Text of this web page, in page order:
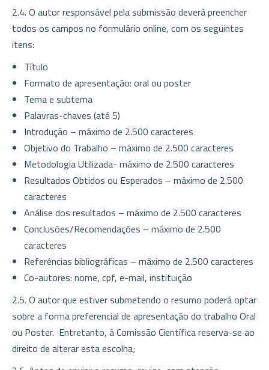
2.4. O autor responsável pela submissão deverá preencher
todos os campos no formulário online, com os seguintes
itens:
Título
Formato de apresentação: oral ou poster
Tema e subtema
Palavras-chaves (até 5)
Introdução – máximo de 2.500 caracteres
Objetivo do Trabalho – máximo de 2.500 caracteres
Metodologia Utilizada- máximo de 2.500 caracteres
Resultados Obtidos ou Esperados – máximo de 2.500
caracteres
Análise dos resultados – máximo de 2.500 caracteres
Conclusões/Recomendações – máximo de 2.500
caracteres
Referências bibliográficas – máximo de 2.500 caracteres
Co-autores: nome, cpf, e-mail, instituição
2.5. O autor que estiver submetendo o resumo poderá optar
sobre a forma preferencial de apresentação do trabalho Oral
ou Poster. Entretanto, à Comissão Científica reserva-se ao
direito de alterar esta escolha;